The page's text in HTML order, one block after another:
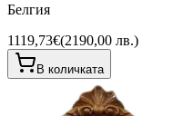
Белгия
1119,73€(2190,00 лв.)
В количката